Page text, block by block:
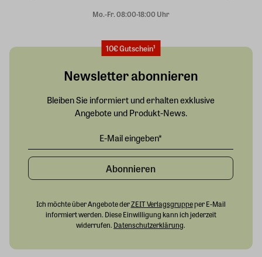
Mo.-Fr. 08:00-18:00 Uhr
10€ Gutschein¹
Newsletter abonnieren
Bleiben Sie informiert und erhalten exklusive
Angebote und Produkt-News.
Abonnieren
Ich möchte über Angebote derZEIT Verlagsgruppeper E-Mail
informiert werden. Diese Einwilligung kann ich jederzeit
widerrufen. Datenschutzerklärung.